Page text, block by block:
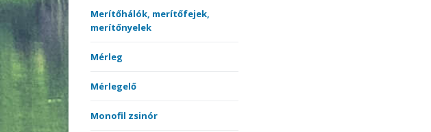
Merítőhálók, merítőfejek,
merítőnyelek
Mérleg
Mérlegelő
Monofil zsinór